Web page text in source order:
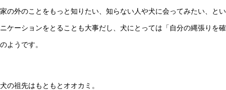
家の外のことをもっと知りたい、知らない人や犬に会ってみたい、と
ニケーションをとることも大事だし、犬にとっては「自分の縄張りを
のようです。
犬の祖先はもともとオオカミ。